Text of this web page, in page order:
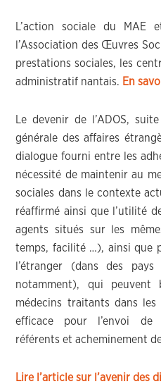
L’action sociale du MAE
l’Association des Œuvres
prestations sociales, les
administratif nantais. En
Le devenir de l’ADOS,
générale des affaires
dialogue fourni entre les
nécessité de maintenir au
sociales dans le contexte
réaffirmé ainsi que l’utilité
agents situés sur les
temps, facilité …), ainsi que
l’étranger (dans des
notamment), qui peuvent
médecins traitants dans
efficace pour l’envoi de
référents et acheminement
Lire l’article sur l’avenir des